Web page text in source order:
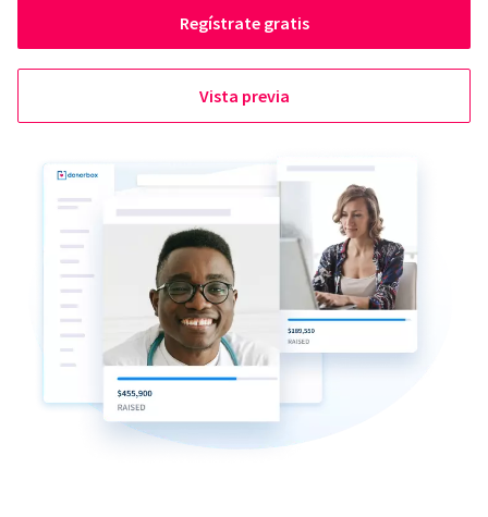
Regístrate gratis
Vista previa